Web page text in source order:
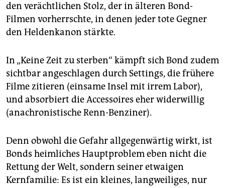
den verächtlichen Stolz, der in älteren Bond-
Filmen vorherrschte, in denen jeder tote Gegner
den Heldenkanon stärkte.
In „Keine Zeit zu sterben“ kämpft sich Bond zudem
sichtbar angeschlagen durch Settings, die frühere
Filme zitieren (einsame Insel mit irrem Labor),
und absorbiert die Accessoires eher widerwillig
(anachronistische Renn-Benziner).
Denn obwohl die Gefahr allgegenwärtig wirkt, ist
Bonds heimliches Hauptproblem eben nicht die
Rettung der Welt, sondern seiner etwaigen
Kernfamilie: Es ist ein kleines, langweiliges, nur